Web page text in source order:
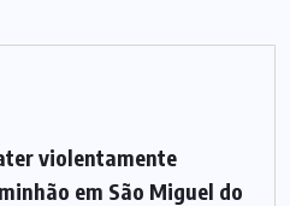
violentamente
em São Miguel do